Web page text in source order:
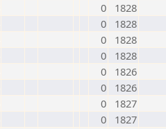
0
1828
0
1828
0
1828
0
1828
0
1826
0
1826
0
1827
0
1827